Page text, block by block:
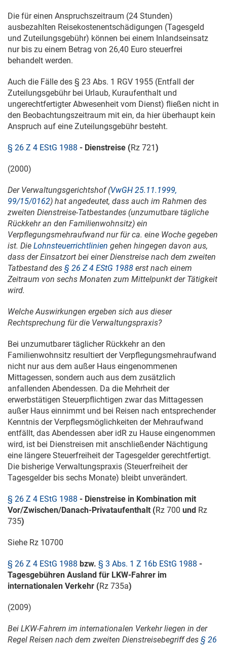
Die für einen Anspruchszeitraum (24 Stunden)
ausbezahlten Reisekostenentschädigungen (Tagesgeld
und Zuteilungsgebühr) können bei einem Inlandseinsatz
nur bis zu einem Betrag von 26,40 Euro steuerfrei
behandelt werden.
Auch die Fälle des § 23 Abs. 1 RGV 1955 (Entfall der
Zuteilungsgebühr bei Urlaub, Kuraufenthalt und
ungerechtfertigter Abwesenheit vom Dienst) fließen nicht in
den Beobachtungszeitraum mit ein, da hier überhaupt kein
Anspruch auf eine Zuteilungsgebühr besteht.
§ 26 Z 4 EStG 1988 - Dienstreise (Rz 721)
(2000)
Der Verwaltungsgerichtshof (VwGH 25.11.1999,
99/15/0162) hat angedeutet, dass auch im Rahmen des
zweiten Dienstreise-Tatbestandes (unzumutbare tägliche
Rückkehr an den Familienwohnsitz) ein
Verpflegungsmehraufwand nur für ca. eine Woche gegeben
ist. Die Lohnsteuerrichtlinien gehen hingegen davon aus,
dass der Einsatzort bei einer Dienstreise nach dem zweiten
Tatbestand des § 26 Z 4 EStG 1988 erst nach einem
Zeitraum von sechs Monaten zum Mittelpunkt der Tätigkeit
wird.
Welche Auswirkungen ergeben sich aus dieser
Rechtsprechung für die Verwaltungspraxis?
Bei unzumutbarer täglicher Rückkehr an den
Familienwohnsitz resultiert der Verpflegungsmehraufwand
nicht nur aus dem außer Haus eingenommenen
Mittagessen, sondern auch aus dem zusätzlich
anfallenden Abendessen. Da die Mehrheit der
erwerbstätigen Steuerpflichtigen zwar das Mittagessen
außer Haus einnimmt und bei Reisen nach entsprechender
Kenntnis der Verpflegsmöglichkeiten der Mehraufwand
entfällt, das Abendessen aber idR zu Hause eingenommen
wird, ist bei Dienstreisen mit anschließender Nächtigung
eine längere Steuerfreiheit der Tagesgelder gerechtfertigt.
Die bisherige Verwaltungspraxis (Steuerfreiheit der
Tagesgelder bis sechs Monate) bleibt unverändert.
§ 26 Z 4 EStG 1988 - Dienstreise in Kombination mit
Vor/Zwischen/Danach-Privataufenthalt (Rz 700 und Rz
735)
Siehe Rz 10700
§ 26 Z 4 EStG 1988 bzw. § 3 Abs. 1 Z 16b EStG 1988 -
Tagesgebühren Ausland für LKW-Fahrer im
internationalen Verkehr (Rz 735a)
(2009)
Bei LKW-Fahrern im internationalen Verkehr liegen in der
Regel Reisen nach dem zweiten Dienstreisebegriff des § 26